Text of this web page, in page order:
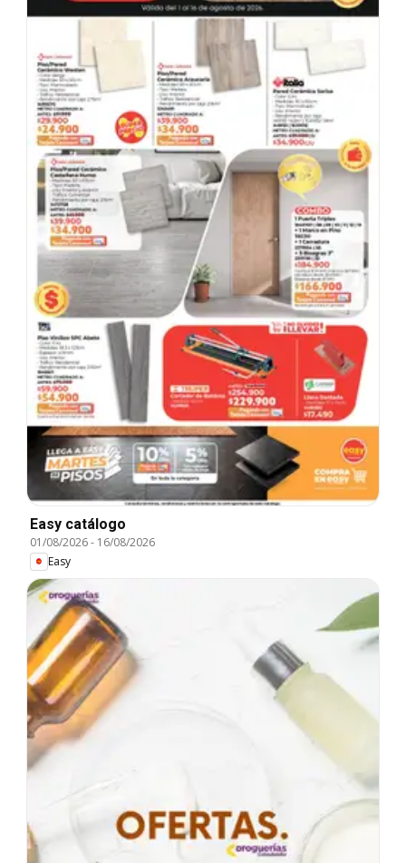
Easy catálogo
01/08/2026- 16/08/2026
Easy